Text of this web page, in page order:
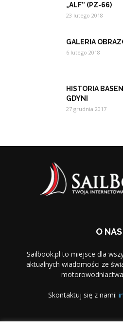
„ALF” (PZ-66)
23 lutego 2018
GALERIA
6 lutego 2018
HISTORIA
GDYNI
27 grudnia 2017
O NAS
Sailbook.pl to miejsce dla
aktualnych wiadomości ze
Skontaktuj się z nami: